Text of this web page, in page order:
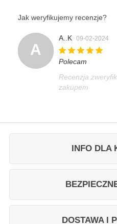
Jak weryfikujemy recenzje?
A
A..K 09-02-2024
Polecam
Recenzja
zakupem
INFO DLA
DOSTAWA I